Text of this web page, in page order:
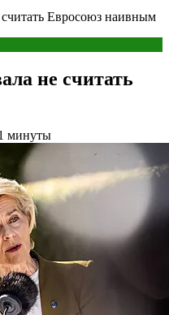
Евросоюз наивным
не считать
минуты